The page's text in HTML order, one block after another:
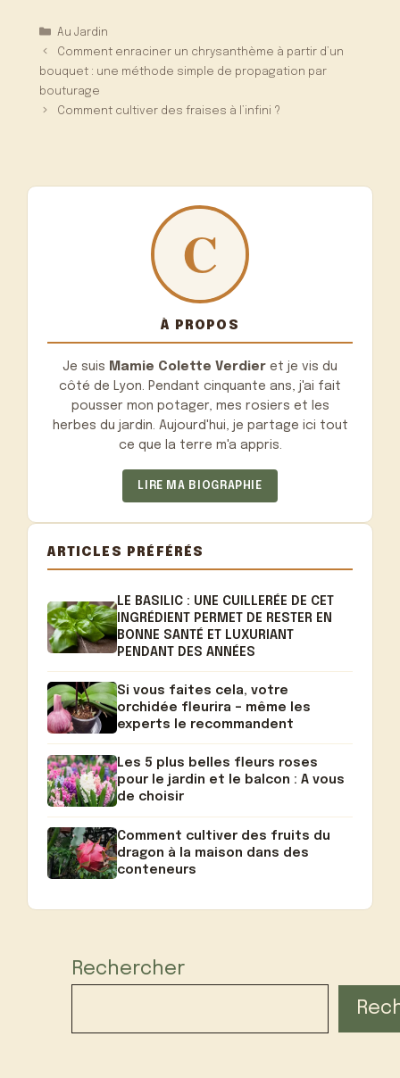
Catégories
Au Jardin
Comment enraciner un chrysanthème à partir d’un
bouquet : une méthode simple de propagation par
bouturage
Comment cultiver des fraises à l’infini ?
À PROPOS
Je suis Mamie Colette Verdier et je vis du
côté de Lyon. Pendant cinquante ans, j'ai fait
pousser mon potager, mes rosiers et les
herbes du jardin. Aujourd'hui, je partage ici tout
ce que la terre m'a appris.
LIRE MA BIOGRAPHIE
ARTICLES PRÉFÉRÉS
LE BASILIC : UNE CUILLERÉE DE CET
INGRÉDIENT PERMET DE RESTER EN
BONNE SANTÉ ET LUXURIANT
PENDANT DES ANNÉES
Si vous faites cela, votre
orchidée fleurira – même les
experts le recommandent
Les 5 plus belles fleurs roses
pour le jardin et le balcon : A vous
de choisir
Comment cultiver des fruits du
dragon à la maison dans des
conteneurs
Rechercher